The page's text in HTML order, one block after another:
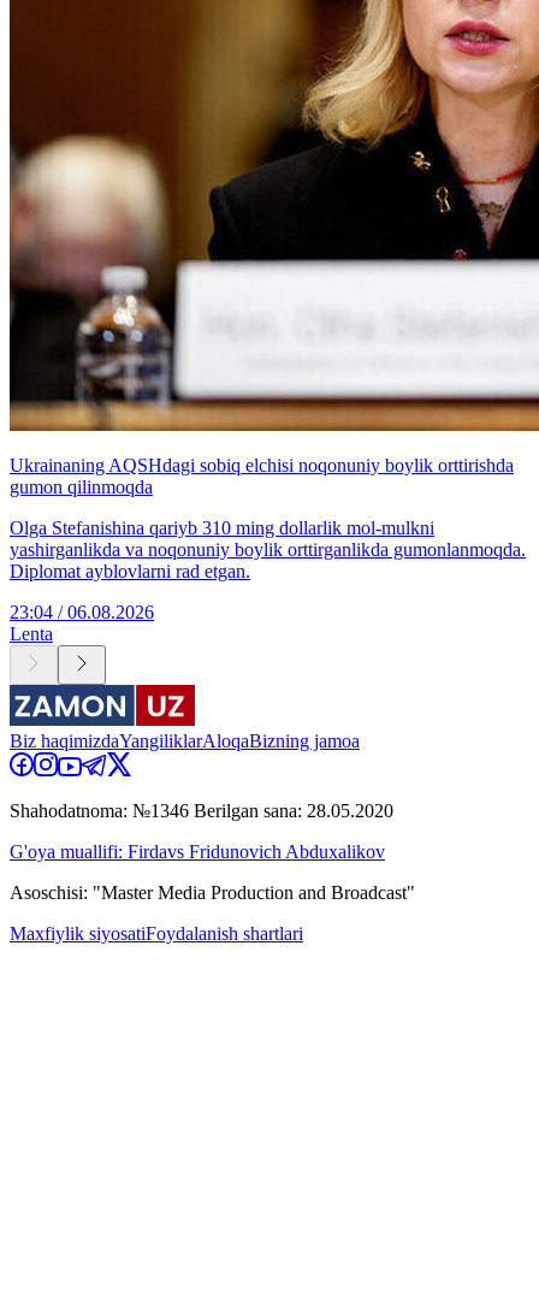
Ukrainaning AQSHdagi sobiq elchisi noqonuniy boylik orttirishda
gumon qilinmoqda
Olga Stefanishina qariyb 310 ming dollarlik mol-mulkni
yashirganlikda va noqonuniy boylik orttirganlikda gumonlanmoqda.
Diplomat ayblovlarni rad etgan.
23:04 / 06.08.2026
Lenta
Biz haqimizdaYangiliklarAloqaBizning jamoa
Shahodatnoma: №1346 Berilgan sana: 28.05.2020
G'oya muallifi: Firdavs Fridunovich Abduxalikov
Asoschisi: "Master Media Production and Broadcast"
Maxfiylik siyosatiFoydalanish shartlari